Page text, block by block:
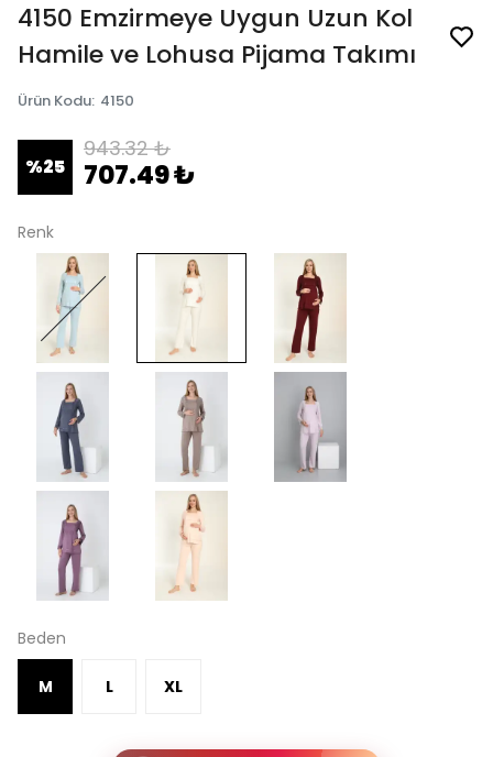
4150 Emzirmeye Uygun Uzun Kol
Hamile ve Lohusa Pijama Takımı
Ürün Kodu: 4150
%25
943.32 ₺
707.49 ₺
Renk
Beden
M L XL